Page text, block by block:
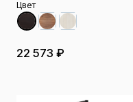
Цвет
22 573 ₽